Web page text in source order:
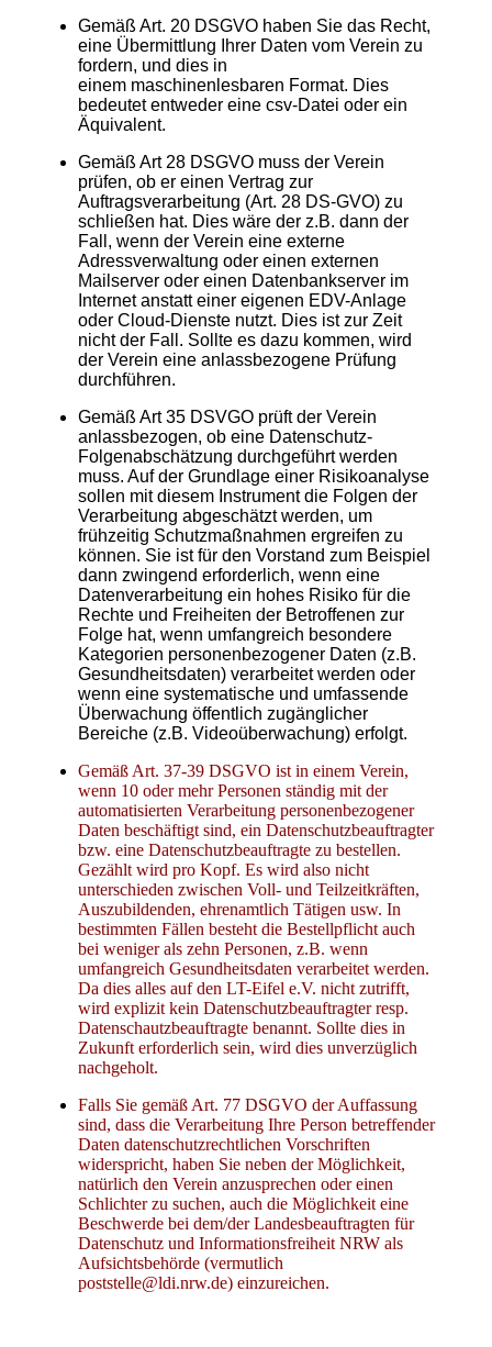
Gemäß Art. 20 DSGVO haben Sie das Recht,
eine Übermittlung Ihrer Daten vom Verein zu
fordern, und dies in
einem maschinenlesbaren Format. Dies
bedeutet entweder eine csv-Datei oder ein
Äquivalent.
Gemäß Art 28 DSGVO muss der Verein
prüfen, ob er einen Vertrag zur
Auftragsverarbeitung (Art. 28 DS-GVO) zu
schließen hat. Dies wäre der z.B. dann der
Fall, wenn der Verein eine externe
Adressverwaltung oder einen externen
Mailserver oder einen Datenbankserver im
Internet anstatt einer eigenen EDV-Anlage
oder Cloud-Dienste nutzt. Dies ist zur Zeit
nicht der Fall. Sollte es dazu kommen, wird
der Verein eine anlassbezogene Prüfung
durchführen.
Gemäß Art 35 DSVGO prüft der Verein
anlassbezogen, ob eine Datenschutz-
Folgenabschätzung durchgeführt werden
muss. Auf der Grundlage einer Risikoanalyse
sollen mit diesem Instrument die Folgen der
Verarbeitung abgeschätzt werden, um
frühzeitig Schutzmaßnahmen ergreifen zu
können. Sie ist für den Vorstand zum Beispiel
dann zwingend erforderlich, wenn eine
Datenverarbeitung ein hohes Risiko für die
Rechte und Freiheiten der Betroffenen zur
Folge hat, wenn umfangreich besondere
Kategorien personenbezogener Daten (z.B.
Gesundheitsdaten) verarbeitet werden oder
wenn eine systematische und umfassende
Überwachung öffentlich zugänglicher
Bereiche (z.B. Videoüberwachung) erfolgt.
Gemäß Art. 37-39 DSGVO ist in einem Verein,
wenn 10 oder mehr Personen ständig mit der
automatisierten Verarbeitung personenbezogener
Daten beschäftigt sind, ein Datenschutzbeauftragter
bzw. eine Datenschutzbeauftragte zu bestellen.
Gezählt wird pro Kopf. Es wird also nicht
unterschieden zwischen Voll- und Teilzeitkräften,
Auszubildenden, ehrenamtlich Tätigen usw. In
bestimmten Fällen besteht die Bestellpflicht auch
bei weniger als zehn Personen, z.B. wenn
umfangreich Gesundheitsdaten verarbeitet werden.
Da dies alles auf den LT-Eifel e.V. nicht zutrifft,
wird explizit kein Datenschutzbeauftragter resp.
Datenschautzbeauftragte benannt. Sollte dies in
Zukunft erforderlich sein, wird dies unverzüglich
nachgeholt.
Falls Sie gemäß Art. 77 DSGVO der Auffassung
sind, dass die Verarbeitung Ihre Person betreffender
Daten datenschutzrechtlichen Vorschriften
widerspricht, haben Sie neben der Möglichkeit,
natürlich den Verein anzusprechen oder einen
Schlichter zu suchen, auch die Möglichkeit eine
Beschwerde bei dem/der Landesbeauftragten für
Datenschutz und Informationsfreiheit NRW als
Aufsichtsbehörde (vermutlich
poststelle@ldi.nrw.de) einzureichen.